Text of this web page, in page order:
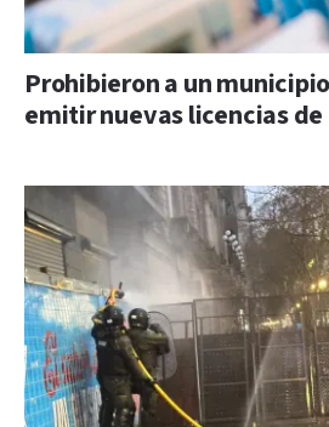
Prohibieron a un
emitir nuevas licencias